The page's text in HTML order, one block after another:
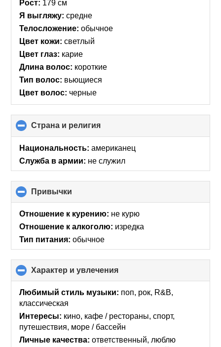
Рост: 179 см
Я выгляжу: средне
Телосложение: обычное
Цвет кожи: светлый
Цвет глаз: карие
Длина волос: короткие
Тип волос: вьющиеся
Цвет волос: черные
Страна и религия
to
collapse
contents
Национальность: американец
Служба в армии: не служил
Привычки
to
collapse
Отношение к курению: не курю
Отношение к алкоголю: изредка
Тип питания: обычное
Характер и увлечения
to
collapse
Любимый стиль музыки: поп, рок, R&B,
классическая
Интересы: кино, кафе / рестораны, спорт,
путешествия, море / бассейн
Личные качества: ответственный, люблю